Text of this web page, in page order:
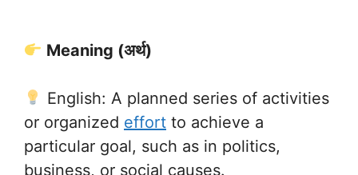
Meaning (अर्थ)
English: A planned series of activities
or organized effort to achieve a
particular goal, such as in politics,
business, or social causes.